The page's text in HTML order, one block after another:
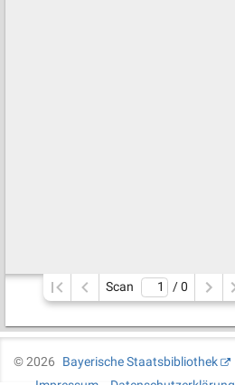
Scan / 0
©2026
Bayerische Staatsbibliothek